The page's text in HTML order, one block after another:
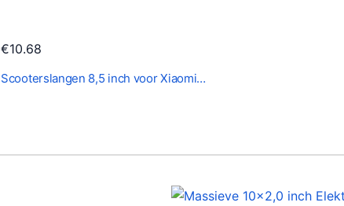
€10.68
Scooterslangen 8,5 inch voor Xiaomi…